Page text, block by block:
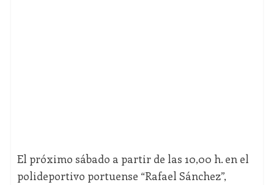
El próximo sábado a partir de las 10,00 h. en el
polideportivo portuense “Rafael Sánchez”,